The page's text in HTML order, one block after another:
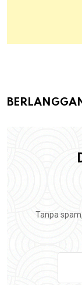
Tanpa